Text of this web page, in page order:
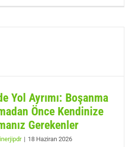
Yol Ayrımı: Boşanma
Önce Kendinize
Gerekenler
| 18 Haziran 2026